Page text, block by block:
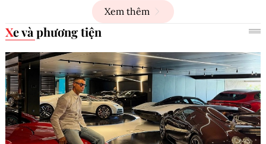
Xem thêm
Xe và phương tiện